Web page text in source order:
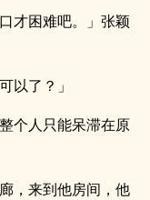
才困难吧。」张颖
以了？」
个人只能呆滞在原
，来到他房间，他